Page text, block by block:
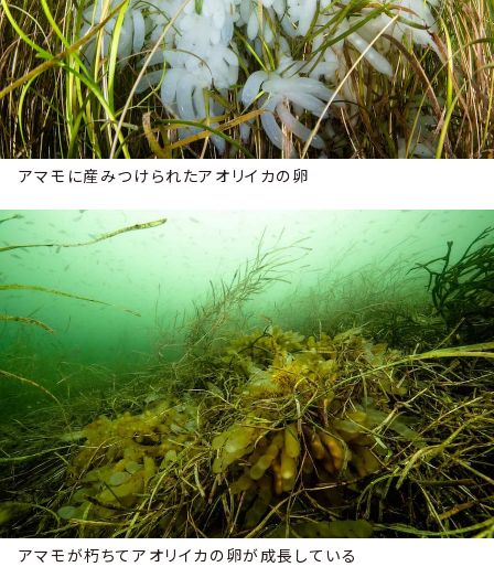
アマモに産みつけられたアオリイカの卵
アマモが朽ちてアオリイカの卵が成長している